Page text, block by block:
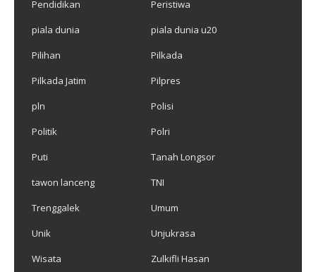
Pendidikan
Peristiwa
piala dunia
piala dunia u20
Pilihan
Pilkada
Pilkada Jatim
Pilpres
pln
Polisi
Politik
Polri
Puti
Tanah Longsor
tawon lanceng
TNI
Trenggalek
Umum
Unik
Unjukrasa
Wisata
Zulkifli Hasan